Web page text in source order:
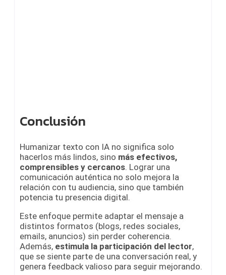
Conclusión
Humanizar texto con IA no significa solo
hacerlos más lindos, sino más efectivos,
comprensibles y cercanos. Lograr una
comunicación auténtica no solo mejora la
relación con tu audiencia, sino que también
potencia tu presencia digital.
Este enfoque permite adaptar el mensaje a
distintos formatos (blogs, redes sociales,
emails, anuncios) sin perder coherencia.
Además, estimula la participación del lector,
que se siente parte de una conversación real, y
genera feedback valioso para seguir mejorando.